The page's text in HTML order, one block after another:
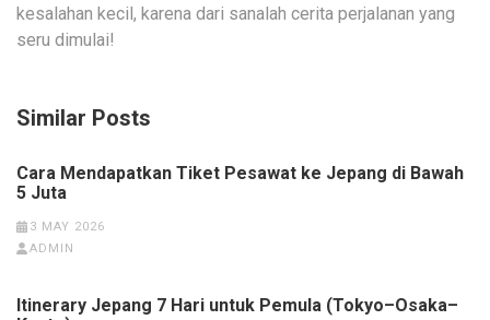
kesalahan kecil, karena dari sanalah cerita perjalanan yang
seru dimulai!
Similar Posts
Cara Mendapatkan Tiket Pesawat ke Jepang di Bawah
5 Juta
3 MAY 2026
ADMIN
Itinerary Jepang 7 Hari untuk Pemula (Tokyo–Osaka–